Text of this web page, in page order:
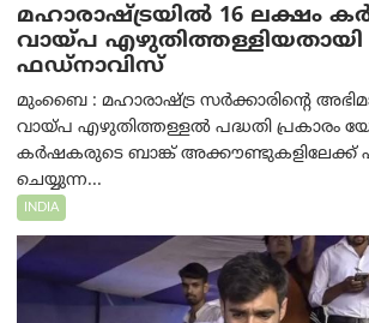
മഹാരാഷ്ട്രയിൽ 16 ലക്ഷം
വായ്പ എഴുതിത്തള്ളിയതായി
ഫഡ്‌നാവിസ്
മുംബൈ : മഹാരാഷ്ട്ര സർക്കാരിന്റെ
വായ്പ എഴുതിത്തള്ളൽ പദ്ധതി പ്രകാരം
കർഷകരുടെ ബാങ്ക് അക്കൗണ്ടുകളിലേക്ക്
ചെയ്യുന്ന...
INDIA